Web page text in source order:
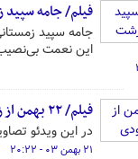
فیلم/ جامه
جامه سپید
این نعمت
فیلم/ ۲۲ بهمن از زبان یک دهه نودی
در این ویدئو تصاویری از اهمیت یوم الله
۲۱ بهمن ۰۳ - ۲۰:۲۲